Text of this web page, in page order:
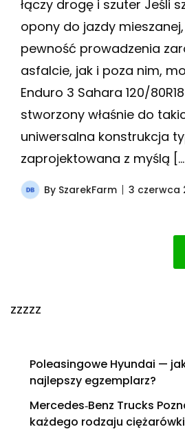
łączy drogę i szuter Jeśli
opony do jazdy
pewność prowadzenia
asfalcie, jak i poza nim,
Enduro 3 Sahara 120/
stworzony właśnie do
uniwersalna konstrukcja
zaprojektowana z myślą
By SzarekFarm 3 czerwca
zzzzz
Poleasingowe Hyundai —
najlepszy egzemplarz?
Mercedes‑Benz Trucks
każdego rodzaju ciężarówki